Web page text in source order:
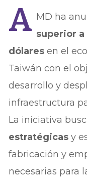
A MD ha
superior
dólaresen el
Taiwán con el
desarrollo y
infraestructura
La iniciativa
estratégicas y
fabricación y
necesarias para